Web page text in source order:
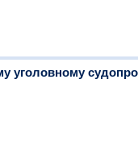
уголовному